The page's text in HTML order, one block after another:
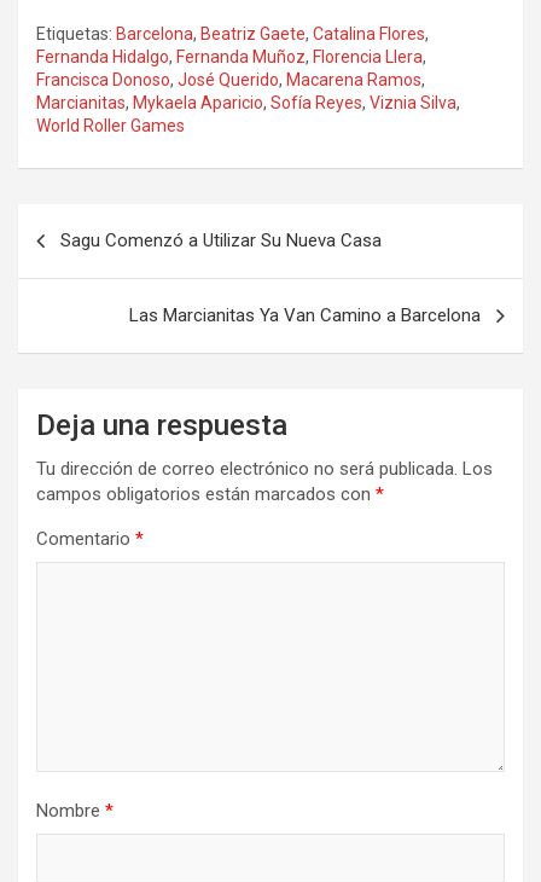
Etiquetas: Barcelona, Beatriz Gaete, Catalina Flores,
Fernanda Hidalgo, Fernanda Muñoz, Florencia Llera,
Francisca Donoso, José Querido, Macarena Ramos,
Marcianitas, Mykaela Aparicio, Sofía Reyes, Viznia Silva,
World Roller Games
entradas
Sagu Comenzó a Utilizar Su Nueva Casa
Las Marcianitas Ya Van Camino a Barcelona
Deja una respuesta
Tu dirección de correo electrónico no será publicada. Los
campos obligatorios están marcados con *
Comentario *
Nombre *